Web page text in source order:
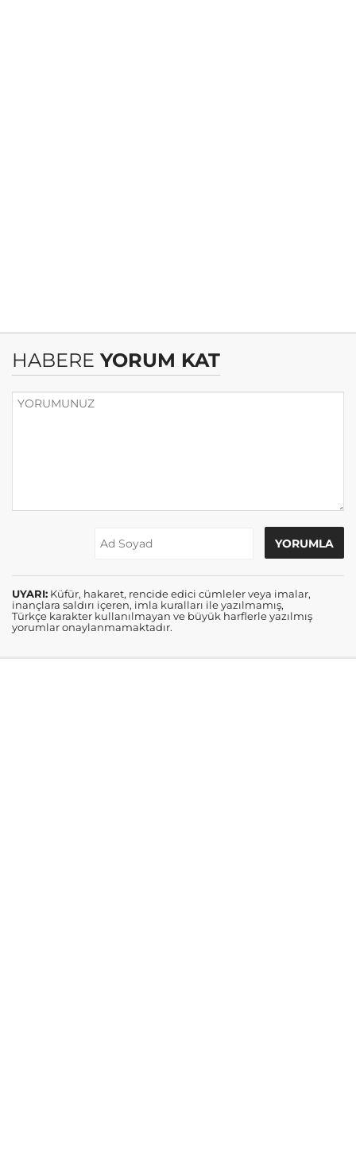
HABERE YORUM KAT
UYARI: Küfür, hakaret, rencide edici cümleler veya imalar,
inançlara saldırı içeren, imla kuralları ile yazılmamış,
Türkçe karakter kullanılmayan ve büyük harflerle yazılmış
yorumlar onaylanmamaktadır.